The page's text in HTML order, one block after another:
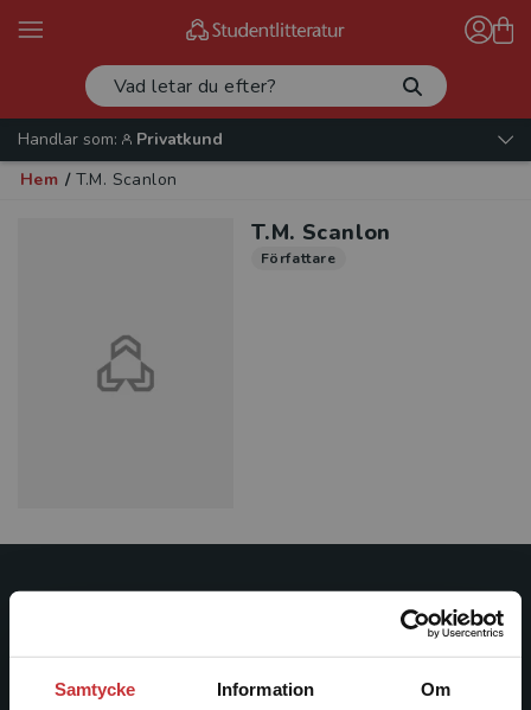
Samtycke Information Om
Handlar som:
Privatkund
Hem / T.M. Scanlon
T.M. Scanlon
Författare
Studentlitteratur grundades 1963 och är idag Sveriges
ledande utbildningsförlag. Med läromedel, kurslitteratur,